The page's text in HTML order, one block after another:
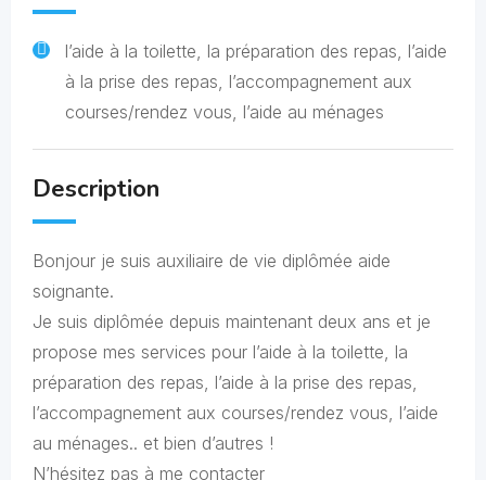
l’aide à la toilette, la préparation des repas, l’aide
à la prise des repas, l’accompagnement aux
courses/rendez vous, l’aide au ménages
Description
Bonjour je suis auxiliaire de vie diplômée aide
soignante.
Je suis diplômée depuis maintenant deux ans et je
propose mes services pour l’aide à la toilette, la
préparation des repas, l’aide à la prise des repas,
l’accompagnement aux courses/rendez vous, l’aide
au ménages.. et bien d’autres !
N’hésitez pas à me contacter